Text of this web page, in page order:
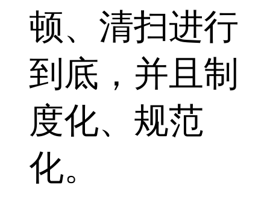
顿、清扫进行
到底，并且制
度化、规范
化。